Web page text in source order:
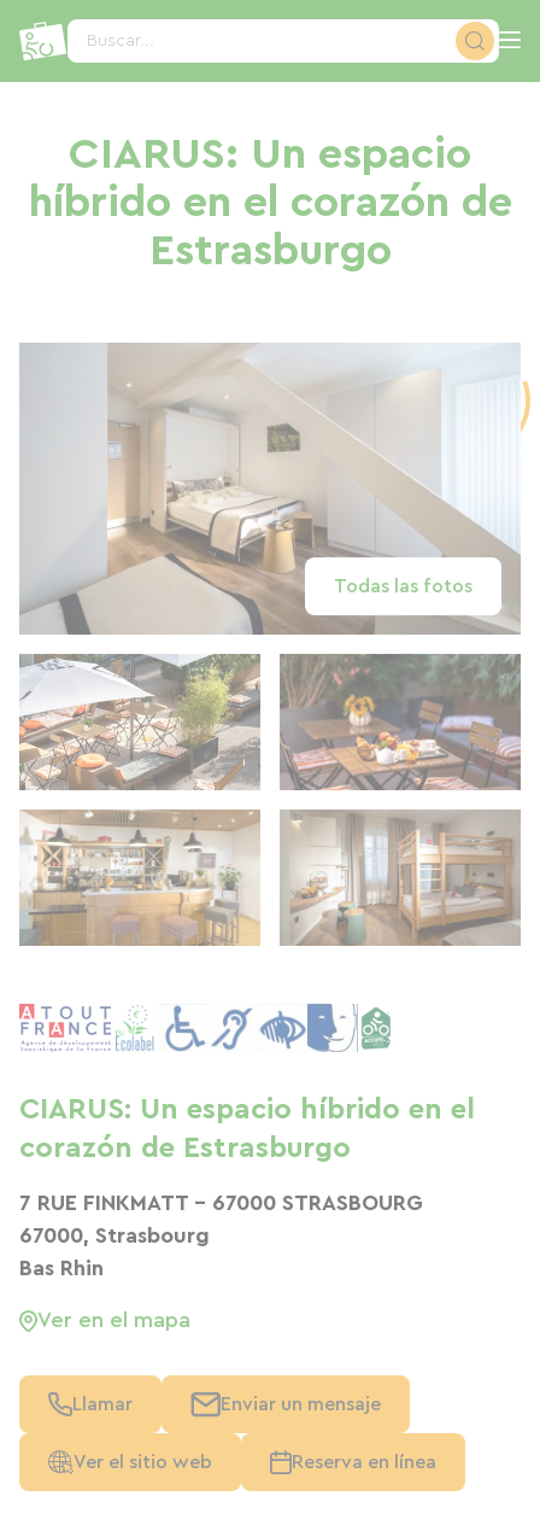
Buscar...
CIARUS: Un espacio
híbrido en el corazón de
Estrasburgo
Todas las fotos
CIARUS: Un espacio híbrido en el
corazón de Estrasburgo
7 RUE FINKMATT - 67000 STRASBOURG
67000, Strasbourg
Bas Rhin
Ver en el mapa
Llamar Enviar un mensaje
Ver el sitio web Reserva en línea
Panel de gestión de cookies